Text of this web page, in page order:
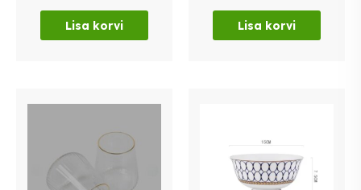
Lisa korvi Lisa korvi